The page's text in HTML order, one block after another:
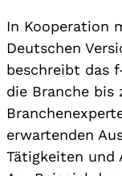
In Kooperation
Deutschen
beschreibt das
die Branche bis
erwartenden
Tätigkeiten und